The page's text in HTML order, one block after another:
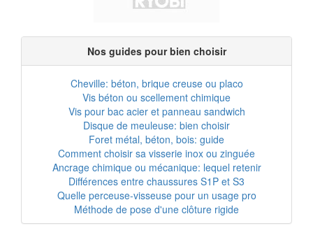
Nos guides pour bien choisir
Cheville: béton, brique creuse ou placo
Vis béton ou scellement chimique
Vis pour bac acier et panneau sandwich
Disque de meuleuse: bien choisir
Foret métal, béton, bois: guide
Comment choisir sa visserie inox ou zinguée
Ancrage chimique ou mécanique: lequel retenir
Différences entre chaussures S1P et S3
Quelle perceuse-visseuse pour un usage pro
Méthode de pose d'une clôture rigide